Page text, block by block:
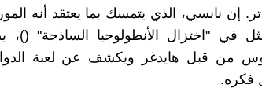
إن نانسي، الذي يتمسك بما يعتقد أنه
في "اختزال الأنطولوجيا الساذجة"
من قبل هايدغر ويكشف عن لعبة الدوافع
فكره.